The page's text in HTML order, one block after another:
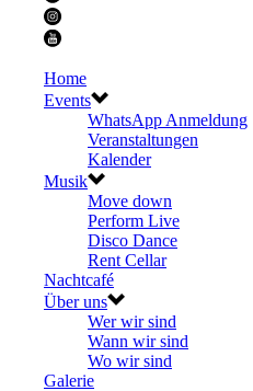
Home
Events
WhatsApp Anmeldung
Veranstaltungen
Kalender
Musik
Move down
Perform Live
Disco Dance
Rent Cellar
Nachtcafé
Über uns
Wer wir sind
Wann wir sind
Wo wir sind
Galerie